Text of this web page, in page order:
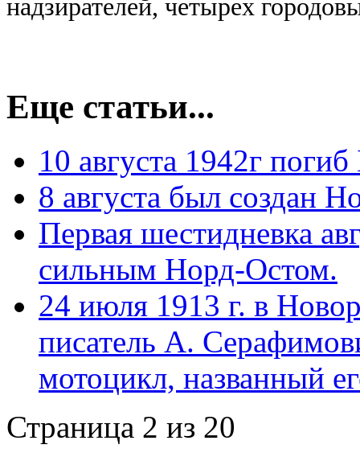
надзирателей, четырех
Еще статьи...
10 августа 1942г
8 августа был создан
Первая шестидневка
сильным Норд-Остом.
24 июля 1913 г. в
писатель А.
мотоцикл, названный
Страница 2 из 20